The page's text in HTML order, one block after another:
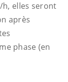
elles seront
après
phase (en